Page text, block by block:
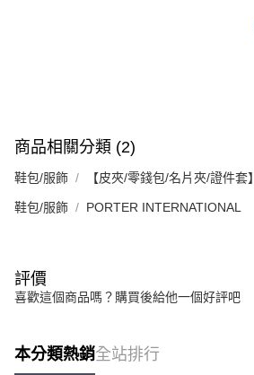
商品相關分類 (2)
鞋包/服飾 【皮夾/零錢包/名片夾/證件套】
鞋包/服飾 PORTER INTERNATIONAL
評價
喜歡這個商品嗎？購買後給他一個好評吧
本分類熱銷全站排行